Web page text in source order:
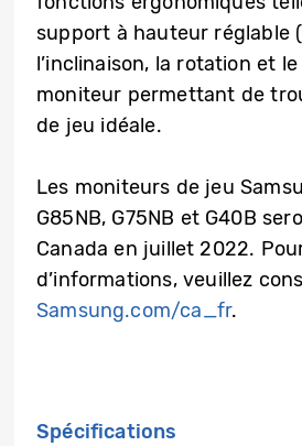
support à hauteur réglable
l’inclinaison, la rotation et
moniteur permettant de
de jeu idéale.
Les moniteurs de jeu
G85NB, G75NB et G40B
Canada en juillet 2022.
d’informations, veuillez
Samsung.com/ca_fr.
Spécifications